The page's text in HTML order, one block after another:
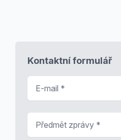
Kontaktní formulář